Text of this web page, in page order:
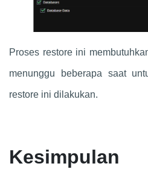
Proses restore ini
menunggu beberapa saat
restore ini dilakukan.
Kesimpulan